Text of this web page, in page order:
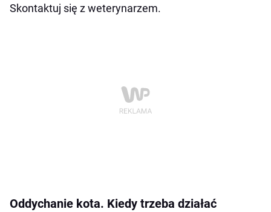
Skontaktuj się z weterynarzem.
Oddychanie kota. Kiedy trzeba działać